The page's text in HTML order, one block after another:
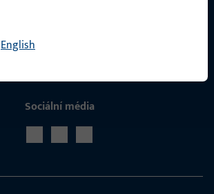
English
Sociální média